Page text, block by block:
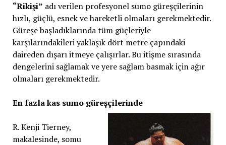
“Rikişi” adı verilen profesyonel sumo güreşçilerinin
hızlı, güçlü, esnek ve hareketli olmaları gerekmektedir.
Güreşe başladıklarında tüm güçleriyle
karşılarındakileri yaklaşık dört metre çapındaki
daireden dışarı itmeye çalışırlar. Bu itişme sırasında
dengelerini sağlamak ve yere sağlam basmak için ağır
olmaları gerekmektedir.
En fazla kas sumo güreşçilerinde
R. Kenji Tierney,
makalesinde, somu